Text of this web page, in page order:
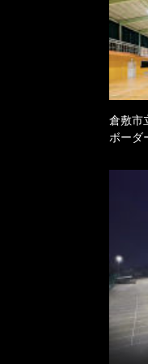
倉敷市
ボーダ